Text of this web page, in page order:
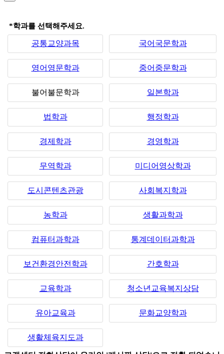
*학과를 선택해주세요.
공통교양과목 국어국문학과
영어영문학과 중어중문학과
불어불문학과 일본학과
법학과 행정학과
경제학과 경영학과
무역학과 미디어영상학과
도시콘텐츠관광 사회복지학과
농학과 생활과학과
컴퓨터과학과 통계데이터과학과
보건환경안전학과 간호학과
교육학과 청소년교육복지상담
유아교육과 문화교양학과
생활체육지도과